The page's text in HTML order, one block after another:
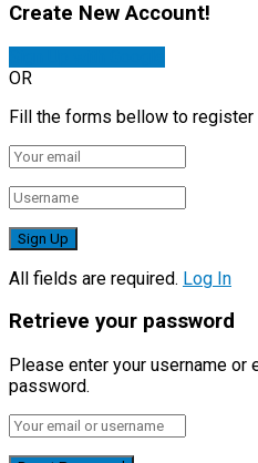
Create New Account!
OR
Fill the forms bellow to register
All fields are required. Log In
Retrieve your password
Please enter your username
password.